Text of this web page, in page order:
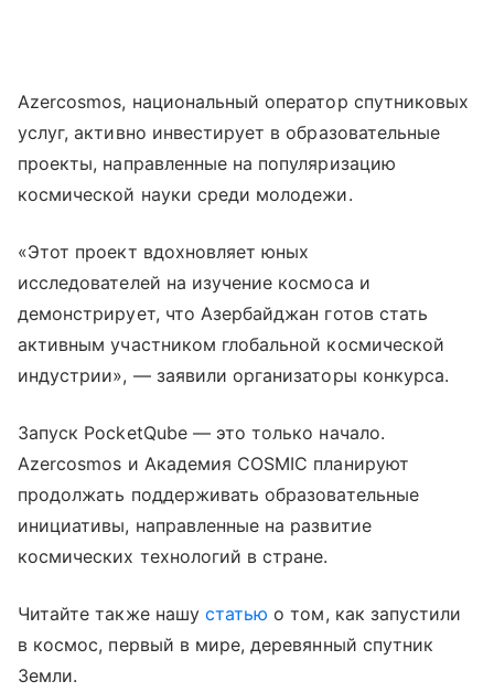
Azercosmos, национальный оператор спутниковых
услуг, активно инвестирует в образовательные
проекты, направленные на популяризацию
космической науки среди молодежи.
«Этот проект вдохновляет юных
исследователей на изучение космоса и
демонстрирует, что Азербайджан готов стать
активным участником глобальной космической
индустрии», — заявили организаторы конкурса.
Запуск PocketQube — это только начало.
Azercosmos и Академия COSMIC планируют
продолжать поддерживать образовательные
инициативы, направленные на развитие
космических технологий в стране.
Читайте также нашу статью о том, как запустили
в космос, первый в мире, деревянный спутник
Земли.